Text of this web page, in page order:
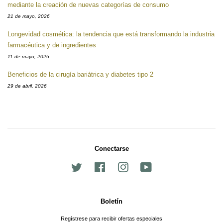
mediante la creación de nuevas categorías de consumo
21 de mayo, 2026
Longevidad cosmética: la tendencia que está transformando la industria
farmacéutica y de ingredientes
11 de mayo, 2026
Beneficios de la cirugía bariátrica y diabetes tipo 2
29 de abril, 2026
Conectarse
Facebook Instagram
Boletín
Regístrese para recibir ofertas especiales